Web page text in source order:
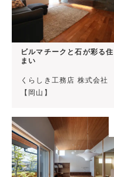
ビルマチークと石が彩る住
まい
くらしき工務店 株式会社
【岡山】